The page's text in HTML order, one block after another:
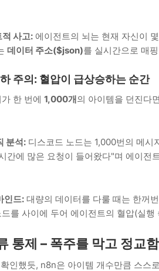
사고: 에이전트의 뇌는 현재 자신이
데이터 주소($json)를 실시간으로 매
주의: 혈압이 급상승하는 순간
한 번에 1,000개의 아이템을 던진다
분석: 디스코드 노드는 1,000번의 메시
간에 많은 요청이 들어왔다"며 에이전
인드: 대량의 데이터를 다룰 때는 한꺼
드를 사이에 두어 에이전트의 혈압(실
통제 – 폭주를 막고 정교
인했듯, n8n은 아이템 개수만큼 스스